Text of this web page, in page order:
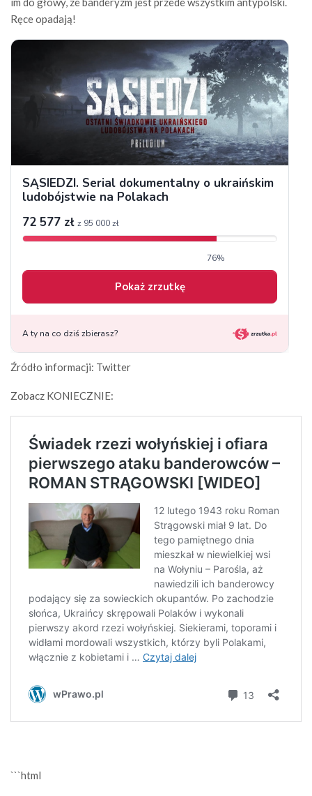
Ręce opadają!
Źródło informacji: Twitter
Zobacz KONIECZNIE:
```html